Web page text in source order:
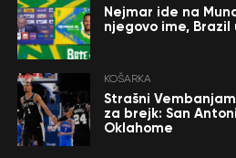
Nejmar ide na
njegovo ime, Brazil
KOŠARKA
Strašni
za brejk: San
Oklahome